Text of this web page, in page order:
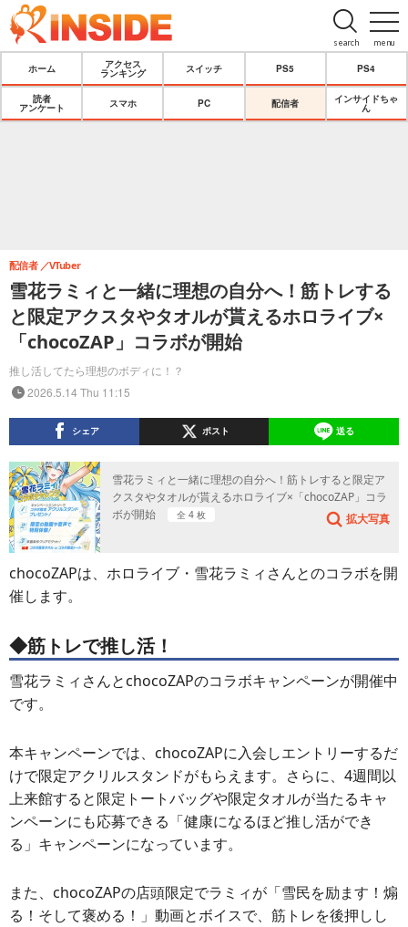
menu
search
ホーム
アクセス
ランキング
スイッチ PS5 PS4
読者
アンケート
スマホ PC 配信者
インサイドちゃ
ん
雪花ラミィと一緒に理想の自分へ！筋トレする
と限定アクスタやタオルが貰えるホロライブ×
「chocoZAP」コラボが開始
推し活してたら理想のボディに！？
配信者 VTuber
2026.5.14 Thu 11:15
シェア ポスト 送る
雪花ラミィと一緒に理想の自分へ！筋トレすると限定ア
クスタやタオルが貰えるホロライブ×「chocoZAP」コラ
ボが開始
全 4 枚 拡大写真
chocoZAPは、ホロライブ・雪花ラミィさんとのコラボを開
催します。
◆筋トレで推し活！
雪花ラミィさんとchocoZAPのコラボキャンペーンが開催中
です。
本キャンペーンでは、chocoZAPに入会しエントリーするだ
けで限定アクリルスタンドがもらえます。さらに、4週間以
上来館すると限定トートバッグや限定タオルが当たるキャ
ンペーンにも応募できる「健康になるほど推し活ができ
る」キャンペーンになっています。
また、chocoZAPの店頭限定でラミィが「雪民を励ます！煽
る！そして褒める！」動画とボイスで、筋トレを後押しし